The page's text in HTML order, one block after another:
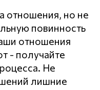
отношения, но не
повинность
отношения
- получайте
Не
лишние